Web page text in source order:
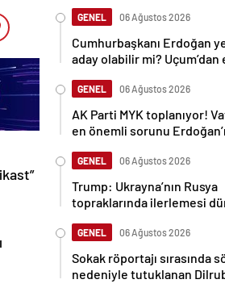
GENEL 06 Ağustos 2026
Cumhurbaşkanı Erdoğan
aday olabilir mi?
GENEL 06 Ağustos 2026
AK Parti MYK toplanıyor!
en önemli sorunu
GENEL 06 Ağustos 2026
Trump: Ukrayna’nın Rusya
topraklarında ilerlemesi
GENEL 06 Ağustos 2026
Sokak röportajı sırasında
nedeniyle tutuklanan